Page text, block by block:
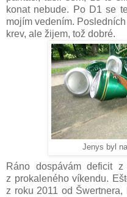
konat nebude. Po D1 se
mojím vedením.
krev, ale žijem, tož dobré.
Jenys byl
Ráno dospávám deficit
z prokaleného víkendu.
z roku 2011 od